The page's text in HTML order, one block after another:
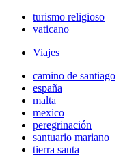
turismo religioso
vaticano
Viajes
camino de santiago
españa
malta
mexico
peregrinación
santuario mariano
tierra santa